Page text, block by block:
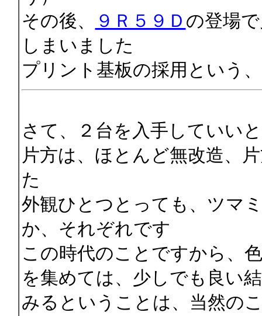
その後、
９Ｒ５９Ｄ の登場
しまいました
プリント基板の採用という
さて、２台を入手していい
片方は、ほとんど無改造、
た
外観ひとつとっても、ツマ
か、それぞれです
この時代のことですから、
を集めては、少しでも良い
みるということは、当然の